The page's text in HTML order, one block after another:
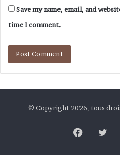
Save my name, email, and
time I comment.
© Copyright 2026, tous